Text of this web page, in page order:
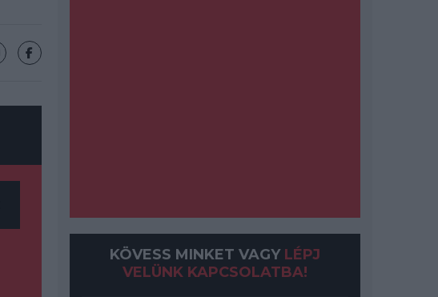
KÖVESS MINKET VAGY LÉPJ
VELÜNK KAPCSOLATBA!